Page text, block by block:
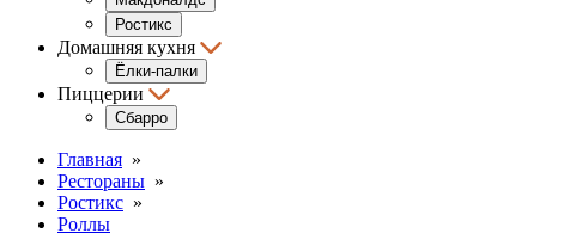
Ростикс
Домашняя кухня
Ёлки-палки
Пиццерии
Сбарро
Главная »
Рестораны »
Ростикс »
Роллы